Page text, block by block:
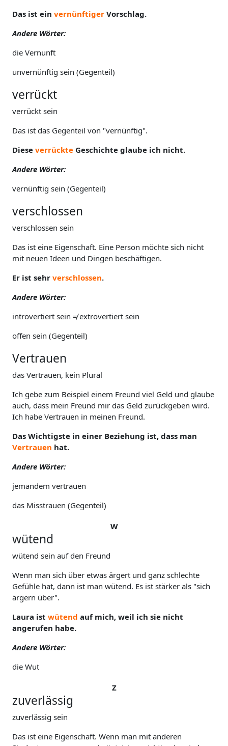
Das ist ein vernünftiger Vorschlag.
Andere Wörter:
die Vernunft
unvernünftig sein (Gegenteil)
verrückt
verrückt sein
Das ist das Gegenteil von "vernünftig".
Diese verrückte Geschichte glaube ich nicht.
Andere Wörter:
vernünftig sein (Gegenteil)
verschlossen
verschlossen sein
Das ist eine Eigenschaft. Eine Person möchte sich nicht
mit neuen Ideen und Dingen beschäftigen.
Er ist sehr verschlossen.
Andere Wörter:
introvertiert sein ≠ extrovertiert sein
offen sein (Gegenteil)
Vertrauen
das Vertrauen, kein Plural
Ich gebe zum Beispiel einem Freund viel Geld und glaube
auch, dass mein Freund mir das Geld zurückgeben wird.
Ich habe Vertrauen in meinen Freund.
Das Wichtigste in einer Beziehung ist, dass man
Vertrauen hat.
Andere Wörter:
jemandem vertrauen
das Misstrauen (Gegenteil)
W
wütend
wütend sein auf den Freund
Wenn man sich über etwas ärgert und ganz schlechte
Gefühle hat, dann ist man wütend. Es ist stärker als "sich
ärgern über".
Laura ist wütend auf mich, weil ich sie nicht
angerufen habe.
Andere Wörter:
die Wut
Z
zuverlässig
zuverlässig sein
Das ist eine Eigenschaft. Wenn man mit anderen